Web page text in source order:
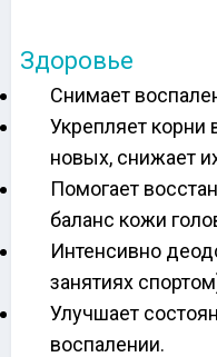
Здоровье
Снимает
Укрепляет корни
новых, снижает
Помогает
баланс кожи
Интенсивно
занятиях
Улучшает
воспалении.